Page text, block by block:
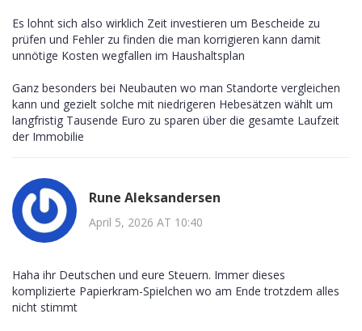
Es lohnt sich also wirklich Zeit investieren um Bescheide zu
prüfen und Fehler zu finden die man korrigieren kann damit
unnötige Kosten wegfallen im Haushaltsplan
Ganz besonders bei Neubauten wo man Standorte vergleichen
kann und gezielt solche mit niedrigeren Hebesätzen wählt um
langfristig Tausende Euro zu sparen über die gesamte Laufzeit
der Immobilie
Rune Aleksandersen
April 5, 2026 AT 10:40
Haha ihr Deutschen und eure Steuern. Immer dieses
komplizierte Papierkram-Spielchen wo am Ende trotzdem alles
nicht stimmt